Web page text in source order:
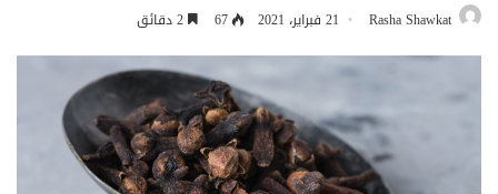
Rasha Shawkat 21 فبراير، 2021 67